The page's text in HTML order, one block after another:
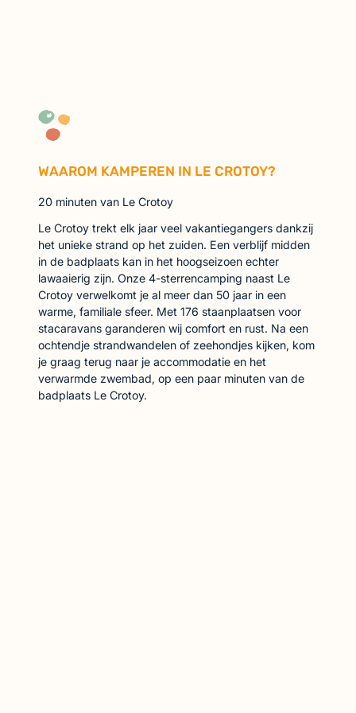
WAAROM KAMPEREN IN LE CROTOY?
20 minuten van Le Crotoy
Le Crotoy trekt elk jaar veel vakantiegangers dankzij
het unieke strand op het zuiden. Een verblijf midden
in de badplaats kan in het hoogseizoen echter
lawaaierig zijn. Onze 4-sterrencamping naast Le
Crotoy verwelkomt je al meer dan 50 jaar in een
warme, familiale sfeer. Met 176 staanplaatsen voor
stacaravans garanderen wij comfort en rust. Na een
ochtendje strandwandelen of zeehondjes kijken, kom
je graag terug naar je accommodatie en het
verwarmde zwembad, op een paar minuten van de
badplaats Le Crotoy.